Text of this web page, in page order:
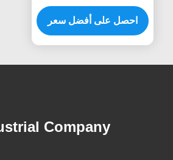
السقفية فلش جبل مع RGB
الضوء محرك DC
احصل على أفضل سعر
Company